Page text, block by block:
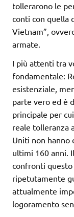
tollerarono le
conti con quella
Vietnam”,
armate.
I più attenti tra
fondamentale:
esistenziale,
parte vero ed è
principale per
reale tolleranza
Uniti non hanno
ultimi 160 anni.
confronti questo
ripetutamente
attualmente
logoramento